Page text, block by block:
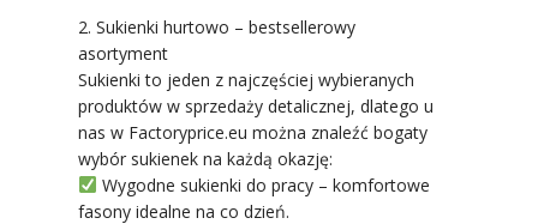
2. Sukienki hurtowo – bestsellerowy
asortyment
Sukienki to jeden z najczęściej wybieranych
produktów w sprzedaży detalicznej, dlatego u
nas w Factoryprice.eu można znaleźć bogaty
wybór sukienek na każdą okazję:
Wygodne sukienki do pracy – komfortowe
fasony idealne na co dzień.